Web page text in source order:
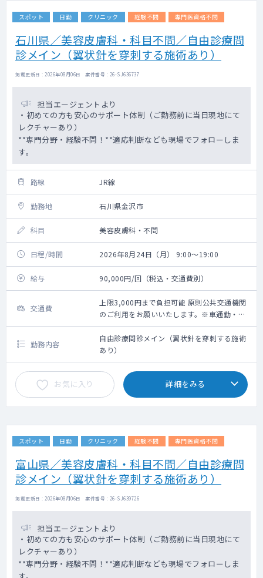
スポット 日勤 クリニック 経験不問 専門医資格不問
石川県／美容皮膚科・科目不問／自由診療問
診メイン（翼状針を穿刺する施術あり）
掲載更新日 : 2026年08月06日 案件番号 : 26-SJ636737
担当エージェントより
・初めての方も安心のサポート体制（ご勤務前に当日現地にて
レクチャーあり）
**専門分野・経験不問！**適応判断なども現場でフォローしま
す。
路線 JR線
勤務地 石川県金沢市
科目 美容皮膚科・不問
日程/時間 2026年8月24日（月） 9:00～19:00
給与 90,000円/回（税込・交通費別）
交通費
上限3,000円まで負担可能 原則公共交通機関
のご利用をお願いいたします。※車通勤・タ
クシー利用要相談
勤務内容
自由診療問診メイン（翼状針を穿刺する施術
あり）
お気に入り 詳細をみる
スポット 日勤 クリニック 経験不問 専門医資格不問
富山県／美容皮膚科・科目不問／自由診療問
診メイン（翼状針を穿刺する施術あり）
掲載更新日 : 2026年08月06日 案件番号 : 26-SJ639726
担当エージェントより
・初めての方も安心のサポート体制（ご勤務前に当日現地にて
レクチャーあり）
**専門分野・経験不問！**適応判断なども現場でフォローしま